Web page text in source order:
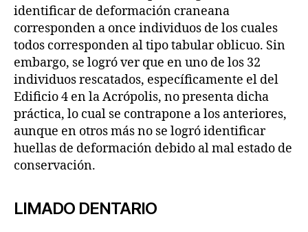
identificar de deformación craneana
corresponden a once individuos de los cuales
todos corresponden al tipo tabular oblicuo. Sin
embargo, se logró ver que en uno de los 32
individuos rescatados, específicamente el del
Edificio 4 en la Acrópolis, no presenta dicha
práctica, lo cual se contrapone a los anteriores,
aunque en otros más no se logró identificar
huellas de deformación debido al mal estado de
conservación.
LIMADO DENTARIO